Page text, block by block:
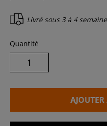
Livré sous 3 à 4
Quantité